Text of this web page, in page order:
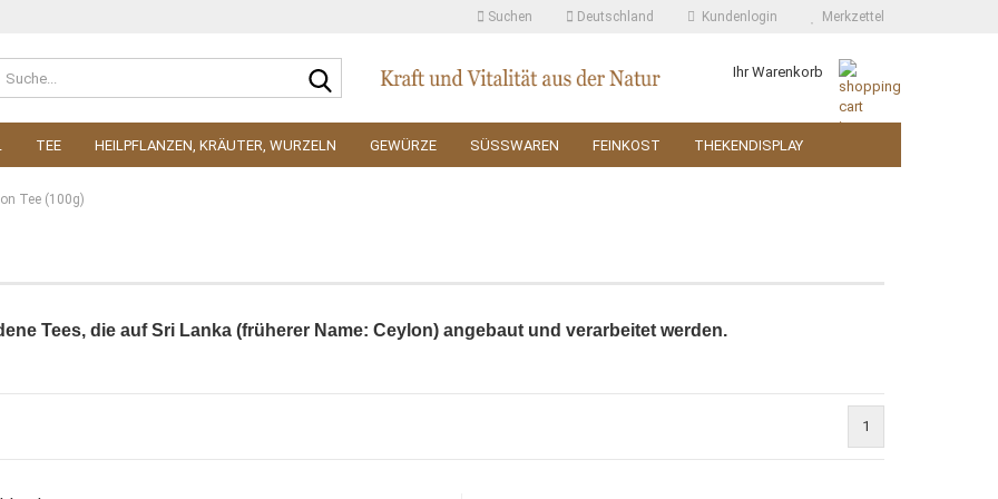
Suchen Deutschland Kundenlogin Merkzettel
Suche... Ihr Warenkorb
TEE HEILPFLANZEN, KRÄUTER, WURZELN GEWÜRZE SÜSSWAREN FEINKOST THEKENDISPLAY
Tee (100g)
Tees, die auf Sri Lanka (früherer Name: Ceylon) angebaut und verarbeitet werden.
1